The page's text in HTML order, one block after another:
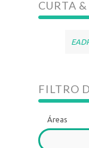
CURTA
FILTRO
Áreas